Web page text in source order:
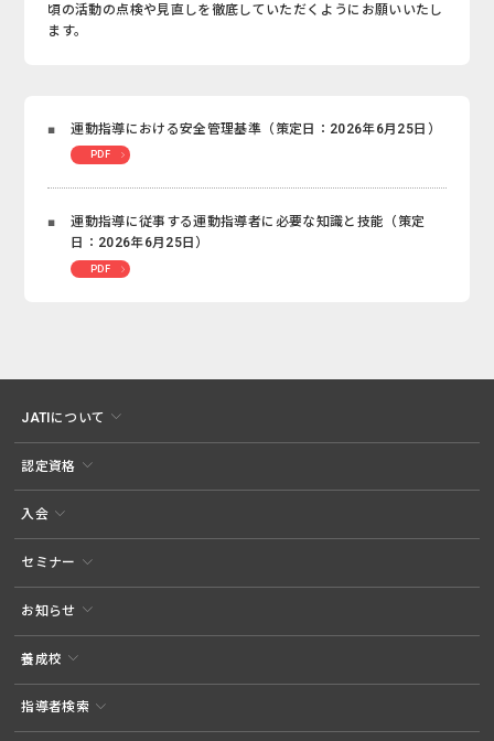
頃の活動の点検や見直しを徹底していただくようにお願いいたし
ます。
運動指導における安全管理基準（策定日：2026年6月25日）
PDF
運動指導に従事する運動指導者に必要な知識と技能（策定
日：2026年6月25日）
PDF
JATIについて
認定資格
入会
セミナー
お知らせ
養成校
指導者検索